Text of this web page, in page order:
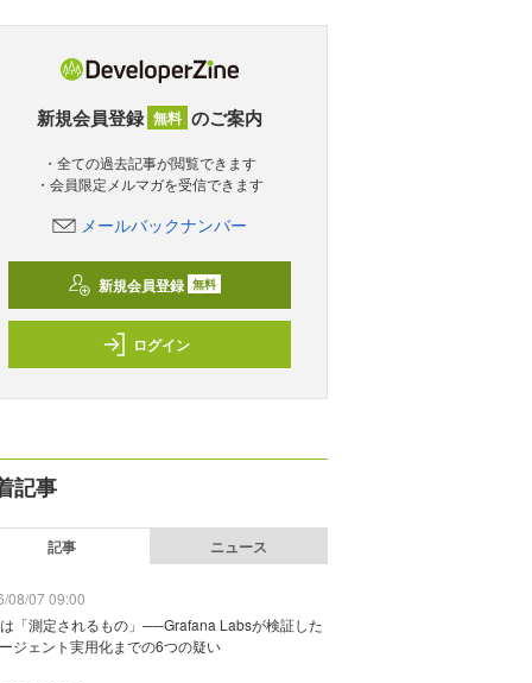
新規会員登録 無料 のご案内
・全ての過去記事が閲覧できます
・会員限定メルマガを受信できます
メールバックナンバー
新規会員登録 無料
ログイン
記事
記事 ニュース
08/07 09:00
「測定されるもの」──Grafana Labsが検証した
ジェント実用化までの6つの疑い